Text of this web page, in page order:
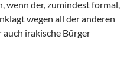
wenn der, zumindest formal,
wegen all der anderen
auch irakische Bürger